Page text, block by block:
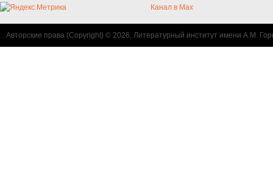
Канал в Max
Авторские права (Copyright) © 2026, Литературный институт имени А.М.